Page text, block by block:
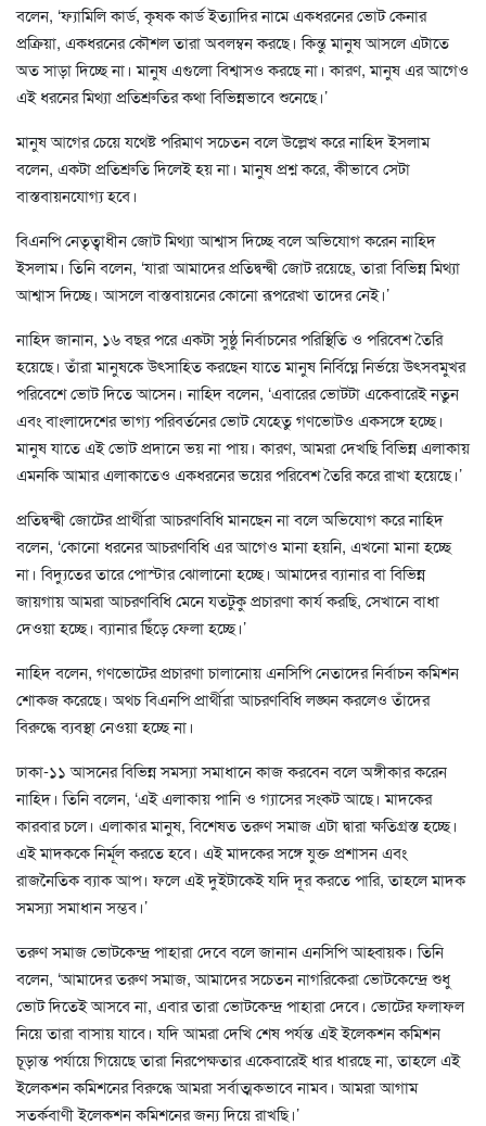
বলেন, ‘ফ্যামিলি কার্ড, কৃষক কার্ড ইত্যাদির নামে একধরনের ভোট কেনার
প্রক্রিয়া, একধরনের কৌশল তারা অবলম্বন করছে। কিন্তু মানুষ আসলে এটাতে
অত সাড়া দিচ্ছে না। মানুষ এগুলো বিশ্বাসও করছে না। কারণ, মানুষ এর আগেও
এই ধরনের মিথ্যা প্রতিশ্রুতির কথা বিভিন্নভাবে শুনেছে।’
মানুষ আগের চেয়ে যথেষ্ট পরিমাণ সচেতন বলে উল্লেখ করে নাহিদ ইসলাম
বলেন, একটা প্রতিশ্রুতি দিলেই হয় না। মানুষ প্রশ্ন করে, কীভাবে সেটা
বাস্তবায়নযোগ্য হবে।
বিএনপি নেতৃত্বাধীন জোট মিথ্যা আশ্বাস দিচ্ছে বলে অভিযোগ করেন নাহিদ
ইসলাম। তিনি বলেন, ‘যারা আমাদের প্রতিদ্বন্দ্বী জোট রয়েছে, তারা বিভিন্ন মিথ্যা
আশ্বাস দিচ্ছে। আসলে বাস্তবায়নের কোনো রূপরেখা তাদের নেই।’
নাহিদ জানান, ১৬ বছর পরে একটা সুষ্ঠু নির্বাচনের পরিস্থিতি ও পরিবেশ তৈরি
হয়েছে। তাঁরা মানুষকে উৎসাহিত করছেন যাতে মানুষ নির্বিঘ্নে নির্ভয়ে উৎসবমুখর
পরিবেশে ভোট দিতে আসেন। নাহিদ বলেন, ‘এবারের ভোটটা একেবারেই নতুন
এবং বাংলাদেশের ভাগ্য পরিবর্তনের ভোট যেহেতু গণভোটও একসঙ্গে হচ্ছে।
মানুষ যাতে এই ভোট প্রদানে ভয় না পায়। কারণ, আমরা দেখছি বিভিন্ন এলাকায়
এমনকি আমার এলাকাতেও একধরনের ভয়ের পরিবেশ তৈরি করে রাখা হয়েছে।’
প্রতিদ্বন্দ্বী জোটের প্রার্থীরা আচরণবিধি মানছেন না বলে অভিযোগ করে নাহিদ
বলেন, ‘কোনো ধরনের আচরণবিধি এর আগেও মানা হয়নি, এখনো মানা হচ্ছে
না। বিদ্যুতের তারে পোস্টার ঝোলানো হচ্ছে। আমাদের ব্যানার বা বিভিন্ন
জায়গায় আমরা আচরণবিধি মেনে যতটুকু প্রচারণা কার্য করছি, সেখানে বাধা
দেওয়া হচ্ছে। ব্যানার ছিঁড়ে ফেলা হচ্ছে।’
নাহিদ বলেন, গণভোটের প্রচারণা চালানোয় এনসিপি নেতাদের নির্বাচন কমিশন
শোকজ করেছে। অথচ বিএনপি প্রার্থীরা আচরণবিধি লঙ্ঘন করলেও তাঁদের
বিরুদ্ধে ব্যবস্থা নেওয়া হচ্ছে না।
ঢাকা-১১ আসনের বিভিন্ন সমস্যা সমাধানে কাজ করবেন বলে অঙ্গীকার করেন
নাহিদ। তিনি বলেন, ‘এই এলাকায় পানি ও গ্যাসের সংকট আছে। মাদকের
কারবার চলে। এলাকার মানুষ, বিশেষত তরুণ সমাজ এটা দ্বারা ক্ষতিগ্রস্ত হচ্ছে।
এই মাদককে নির্মূল করতে হবে। এই মাদকের সঙ্গে যুক্ত প্রশাসন এবং
রাজনৈতিক ব্যাক আপ। ফলে এই দুইটাকেই যদি দূর করতে পারি, তাহলে মাদক
সমস্যা সমাধান সম্ভব।’
তরুণ সমাজ ভোটকেন্দ্র পাহারা দেবে বলে জানান এনসিপি আহ্বায়ক। তিনি
বলেন, ‘আমাদের তরুণ সমাজ, আমাদের সচেতন নাগরিকেরা ভোটকেন্দ্রে শুধু
ভোট দিতেই আসবে না, এবার তারা ভোটকেন্দ্র পাহারা দেবে। ভোটের ফলাফল
নিয়ে তারা বাসায় যাবে। যদি আমরা দেখি শেষ পর্যন্ত এই ইলেকশন কমিশন
চূড়ান্ত পর্যায়ে গিয়েছে তারা নিরপেক্ষতার একেবারেই ধার ধারছে না, তাহলে এই
ইলেকশন কমিশনের বিরুদ্ধে আমরা সর্বাত্মকভাবে নামব। আমরা আগাম
সতর্কবাণী ইলেকশন কমিশনের জন্য দিয়ে রাখছি।’